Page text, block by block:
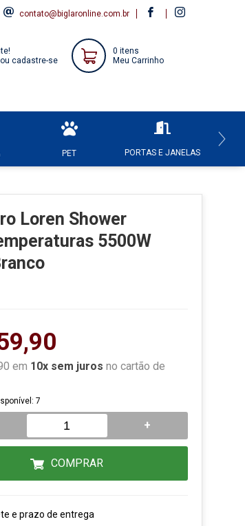
contato@biglaronline.com.br
cadastre-se
0 itens
Meu Carrinho
PET PORTAS E JANELAS
Loren Shower
5500W
em 10x sem juros no cartão de
7
+
COMPRAR
e prazo de entrega